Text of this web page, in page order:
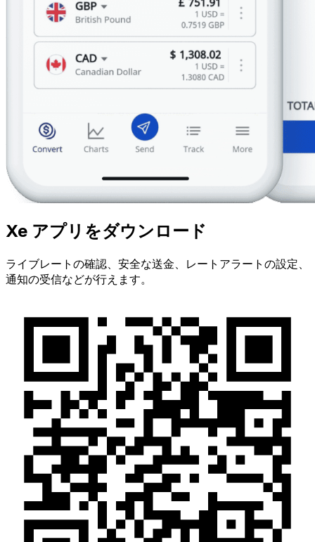
Xe アプリをダウンロード
ライブレートの確認、安全な送金、レートアラートの設定、
通知の受信などが行えます。